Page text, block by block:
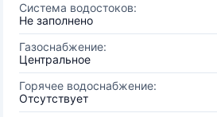
Система водостоков:
Не заполнено
Газоснабжение:
Центральное
Горячее водоснабжение:
Отсутствует